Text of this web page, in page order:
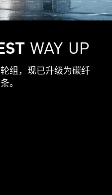
WAY UP
组，现已升级为碳纤
。